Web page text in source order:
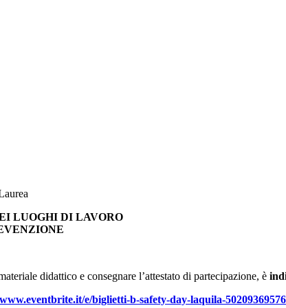
LUOGHI DI LAVORO
didattico e consegnare l’attestato di partecipazione, è
e/biglietti-b-safety-day-laquila-50209369576